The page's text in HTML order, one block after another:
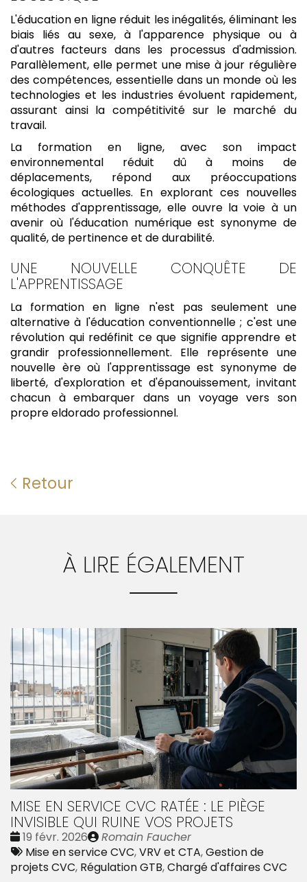
L'éducation en ligne réduit les inégalités, éliminant les
biais liés au sexe, à l'apparence physique ou à
d'autres facteurs dans les processus d'admission.
Parallèlement, elle permet une mise à jour régulière
des compétences, essentielle dans un monde où les
technologies et les industries évoluent rapidement,
assurant ainsi la compétitivité sur le marché du
travail.
La formation en ligne, avec son impact
environnemental réduit dû à moins de
déplacements, répond aux préoccupations
écologiques actuelles. En explorant ces nouvelles
méthodes d'apprentissage, elle ouvre la voie à un
avenir où l'éducation numérique est synonyme de
qualité, de pertinence et de durabilité.
UNE NOUVELLE CONQUÊTE DE
L'APPRENTISSAGE
La formation en ligne n'est pas seulement une
alternative à l'éducation conventionnelle ; c'est une
révolution qui redéfinit ce que signifie apprendre et
grandir professionnellement. Elle représente une
nouvelle ère où l'apprentissage est synonyme de
liberté, d'exploration et d'épanouissement, invitant
chacun à embarquer dans un voyage vers son
propre eldorado professionnel.
Retour
À LIRE ÉGALEMENT
MISE EN SERVICE CVC RATÉE : LE PIÈGE
INVISIBLE QUI RUINE VOS PROJETS
Date
:
19 févr. 2026
Publié
par
Romain Faucher
Tags
:
Mise en service CVC,VRV et CTA,Gestion de
projets CVC, Régulation GTB,Chargé d'affaires CVC